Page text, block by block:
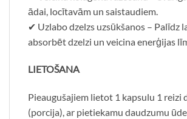
ādai, locītavām un saistaudiem.
✔ Uzlabo dzelzs uzsūkšanos – Palīdz
absorbēt dzelzi un veicina enerģijas
LIETOŠANA
Pieaugušajiem lietot 1 kapsulu 1 reizi
(porcija), ar pietiekamu daudzumu